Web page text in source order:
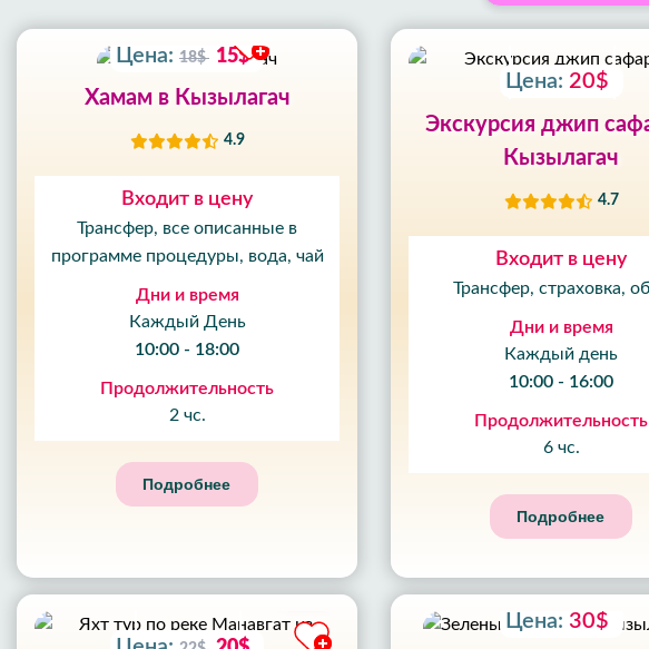
Цена: 18$ 15$
Хамам в Кызылагач
4.9
Входит в цену
Трансфер, все описанные в
программе процедуры, вода, чай
Дни и время
Каждый День
10:00 - 18:00
Продолжительность
2 чс.
Подробнее
Цена: 20$
Экскурсия джип
Кызылагач
4.7
Входит в цену
Трансфер, страховка,
Дни и время
Каждый день
10:00 - 16:00
Продолжительность
6 чс.
Подробнее
Цена: 30$